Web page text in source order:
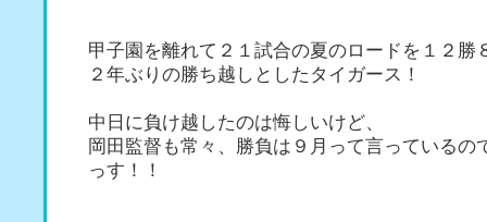
甲子園を離れて２１試合の夏のロードを１２勝
２年ぶりの勝ち越しとしたタイガース！
中日に負け越したのは悔しいけど、
岡田監督も常々、勝負は９月って言っているの
っす！！